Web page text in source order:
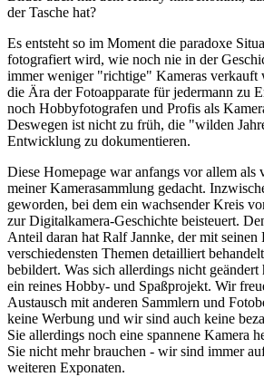
der Tasche hat?
Es entsteht so im Moment die paradoxe
fotografiert wird, wie noch nie in der
immer weniger "richtige" Kameras verkauft
die Ära der Fotoapparate für jedermann zu
noch Hobbyfotografen und Profis als
Deswegen ist nicht zu früh, die "wilden
Entwicklung zu dokumentieren.
Diese Homepage war anfangs vor allem als
meiner Kamerasammlung gedacht.
geworden, bei dem ein wachsender Kreis
zur Digitalkamera-Geschichte beisteuert.
Anteil daran hat Ralf Jannke, der mit seinen
verschiedensten Themen detailliert
bebildert. Was sich allerdings nicht
ein reines Hobby- und Spaßprojekt. Wir
Austausch mit anderen Sammlern und
keine Werbung und wir sind auch keine
Sie allerdings noch eine spannene Kamera
Sie nicht mehr brauchen - wir sind immer
weiteren Exponaten.